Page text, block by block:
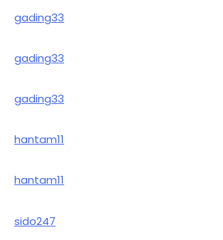
gading33
gading33
gading33
hantam11
hantam11
sido247